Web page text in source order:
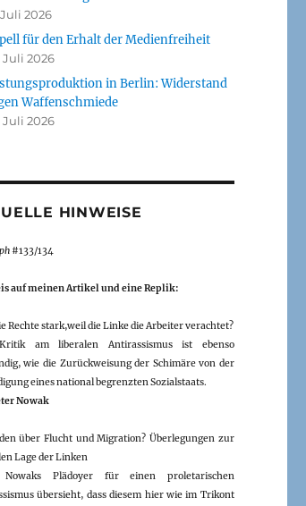
Juli 2026
für den Erhalt der Medienfreiheit
Juli 2026
in Berlin: Widerstand
Waffenschmiede
Juli 2026
HINWEISE
#133/134
auf meinen Artikel und eine Replik:
Rechte stark,weil die Linke die Arbeiter verachtet?
am liberalen Antirassismus ist ebenso
wie die Zurückweisung der Schimäre von der
eines national begrenzten Sozialstaats.
Nowak
über Flucht und Migration? Überlegungen zur
Lage der Linken
Nowaks Plädoyer für einen proletarischen
übersieht, dass diesem hier wie im Trikont